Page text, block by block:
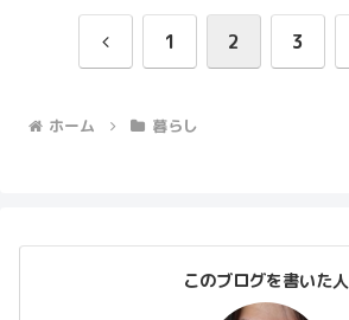
前
1 2 3
ホーム 暮らし
このブログを書いた人